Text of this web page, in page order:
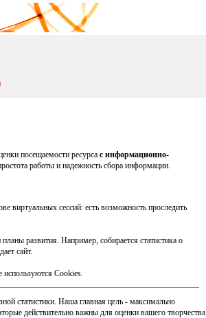
посещаемости ресурса с информационно-
работы и надежность сбора информации.
виртуальных сессий: есть возможность проследить
развития. Например, собирается статистика о
сайт.
используются Cookies.
статистики. Наша главная цель - максимально
действительно важны для оценки вашего творчества